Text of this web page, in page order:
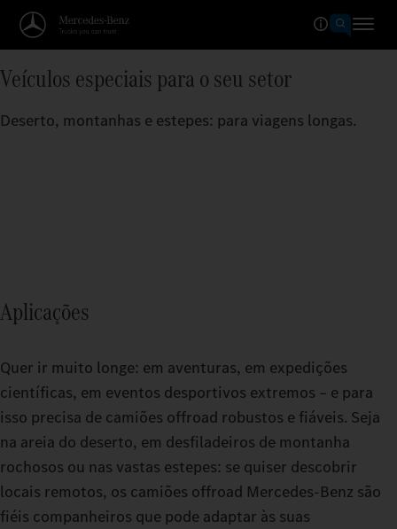
Veículos especiais para o seu setor
Deserto, montanhas e estepes: para viagens longas.
Aplicações
Quer ir muito longe: em aventuras, em expedições
científicas, em eventos desportivos extremos – e para
isso precisa de camiões offroad robustos e fiáveis. Seja
na areia do deserto, em desfiladeiros de montanha
rochosos ou nas vastas estepes: se quiser descobrir
locais remotos, os camiões offroad Mercedes-Benz são
fiéis companheiros que pode adaptar às suas